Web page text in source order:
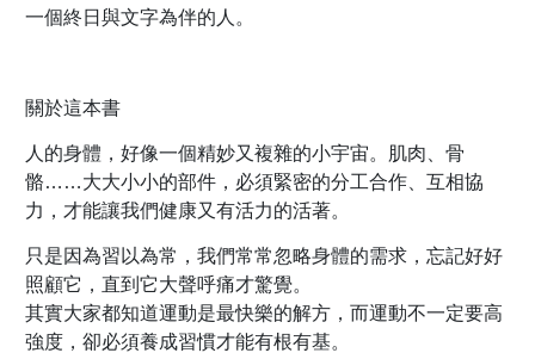
一個終日與文字為伴的人。
關於這本書
人的身體，好像一個精妙又複雜的小宇宙。肌肉、骨
骼……大大小小的部件，必須緊密的分工合作、互相協
力，才能讓我們健康又有活力的活著。
只是因為習以為常，我們常常忽略身體的需求，忘記好好
照顧它，直到它大聲呼痛才驚覺。
其實大家都知道運動是最快樂的解方，而運動不一定要高
強度，卻必須養成習慣才能有根有基。